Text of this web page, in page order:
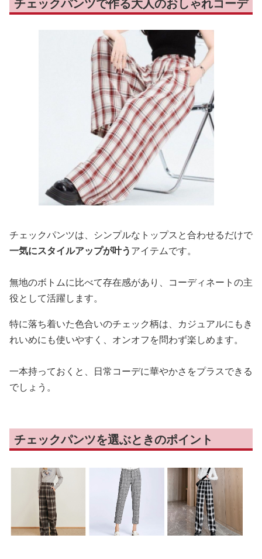
チェックパンツで作る大人のおしゃれコーデ
チェックパンツは、シンプルなトップスと合わせるだけで
一気にスタイルアップが叶うアイテムです。
無地のボトムに比べて存在感があり、コーディネートの主
役として活躍します。
特に落ち着いた色合いのチェック柄は、カジュアルにもき
れいめにも使いやすく、オンオフを問わず楽しめます。
一本持っておくと、日常コーデに華やかさをプラスできる
でしょう。
チェックパンツを選ぶときのポイント